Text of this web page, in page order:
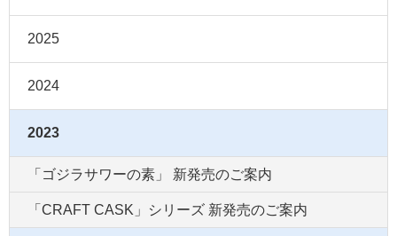
2025
2024
2023
「ゴジラサワーの素」 新発売のご案内
「CRAFT CASK」シリーズ 新発売のご案内